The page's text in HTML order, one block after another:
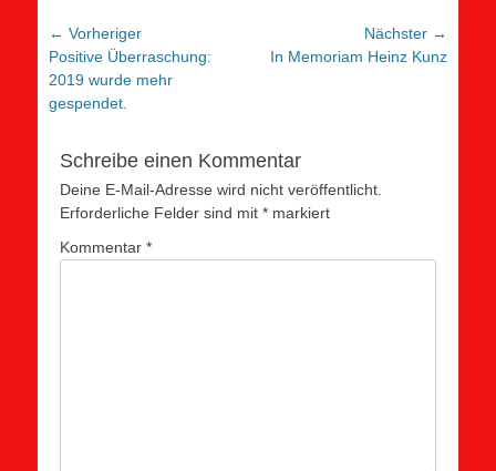
Beitragsnavigation
← Vorheriger
Vorheriger
Beitrag:
Positive Überraschung:
2019 wurde mehr
gespendet.
Nächster →
Nächster
In Memoriam Heinz Kunz
Schreibe einen Kommentar
Deine E-Mail-Adresse wird nicht veröffentlicht.
Erforderliche Felder sind mit * markiert
Kommentar *